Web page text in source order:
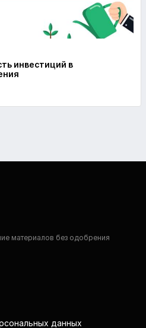
инвестиций в
материалов без одобрения
данных